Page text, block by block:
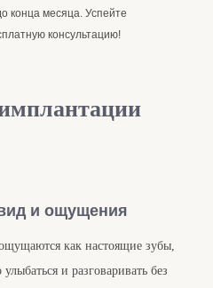
конца месяца. Успейте
консультацию!
и ощущения
как настоящие зубы,
и разговаривать без